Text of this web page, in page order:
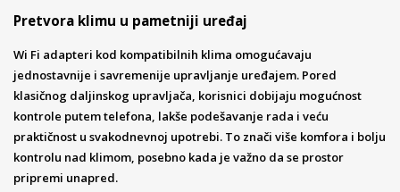
Pretvora klimu u pametniji uređaj
Wi Fi adapteri kod kompatibilnih klima omogućavaju
jednostavnije i savremenije upravljanje uređajem. Pored
klasičnog daljinskog upravljača, korisnici dobijaju mogućnost
kontrole putem telefona, lakše podešavanje rada i veću
praktičnost u svakodnevnoj upotrebi. To znači više komfora i bolju
kontrolu nad klimom, posebno kada je važno da se prostor
pripremi unapred.